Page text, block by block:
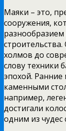
Маяки – это,
сооружения,
холмов до
слову техники
эпохой.
каменными
например,
достигали
одним из чудес